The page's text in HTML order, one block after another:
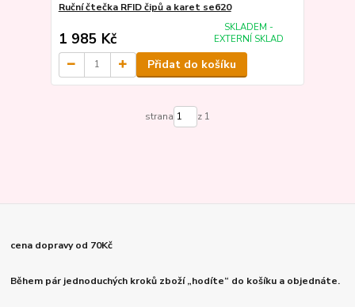
Ruční čtečka RFID čipů a karet se620
1 985 Kč
SKLADEM -
EXTERNÍ SKLAD
Přidat do košíku
strana z 1
cena dopravy od 70Kč
Během pár jednoduchých kroků zboží „hodíte“ do košíku a objednáte.